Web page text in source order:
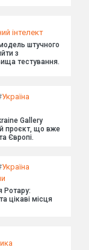
інтелект
штучного
з
тестування.
Україна
Gallery
проєкт, що вже
Європі.
Україна
Ротару:
цікаві місця